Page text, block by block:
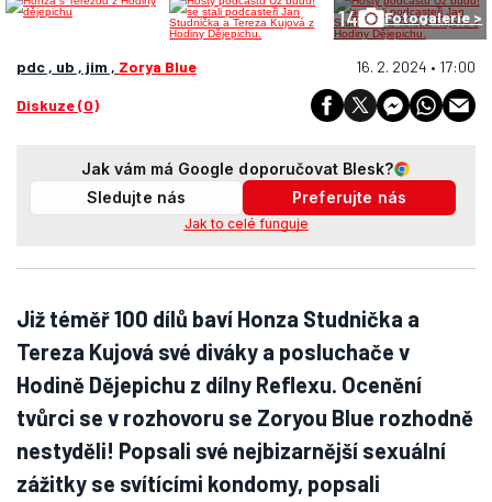
14 Fotogalerie >
pdc , ub , jim , Zorya Blue 16. 2. 2024 • 17:00
Diskuze (0)
Jak vám má Google doporučovat Blesk?
Sledujte nás
Preferujte nás
Jak to celé funguje
Již téměř 100 dílů baví Honza Studnička a
Tereza Kujová své diváky a posluchače v
Hodině Dějepichu z dílny Reflexu. Ocenění
tvůrci se v rozhovoru se Zoryou Blue rozhodně
nestyděli! Popsali své nejbizarnější sexuální
zážitky se svítícími kondomy, popsali